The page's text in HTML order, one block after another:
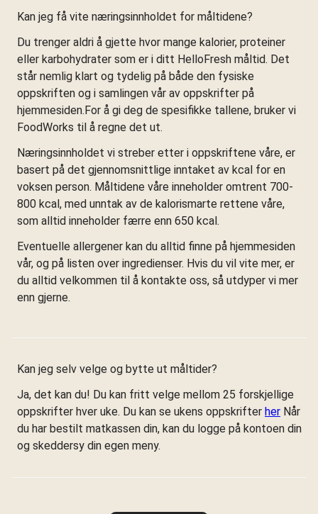
Kan jeg få vite næringsinnholdet for måltidene?
Du trenger aldri å gjette hvor mange kalorier, proteiner
eller karbohydrater som er i ditt HelloFresh måltid. Det
står nemlig klart og tydelig på både den fysiske
oppskriften og i samlingen vår av oppskrifter på
hjemmesiden.For å gi deg de spesifikke tallene, bruker vi
FoodWorks til å regne det ut.
Næringsinnholdet vi streber etter i oppskriftene våre, er
basert på det gjennomsnittlige inntaket av kcal for en
voksen person. Måltidene våre inneholder omtrent 700-
800 kcal, med unntak av de kalorismarte rettene våre,
som alltid inneholder færre enn 650 kcal.
Eventuelle allergener kan du alltid finne på hjemmesiden
vår, og på listen over ingredienser. Hvis du vil vite mer, er
du alltid velkommen til å kontakte oss, så utdyper vi mer
enn gjerne.
Kan jeg selv velge og bytte ut måltider?
Ja, det kan du! Du kan fritt velge mellom 25 forskjellige
oppskrifter hver uke. Du kan se ukens oppskrifter her Når
du har bestilt matkassen din, kan du logge på kontoen din
og skeddersy din egen meny.